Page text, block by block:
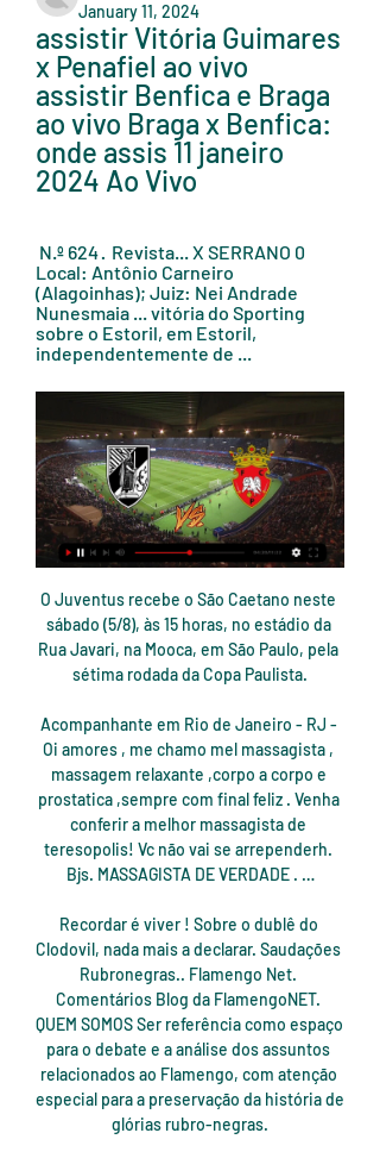
January 11, 2024
assistir Vitória Guimares
x Penafiel ao vivo
assistir Benfica e Braga
ao vivo Braga x Benfica:
onde assis 11 janeiro
2024 Ao Vivo
Local: Antônio Carneiro
(Alagoinhas); Juiz: Nei Andrade
Nunesmaia ... vitória do Sporting
sobre o Estoril, em Estoril,
independentemente de ...
O Juventus recebe o São Caetano neste sábado (5/8), às 15 horas, no estádio da Rua Javari, na Mooca, em São Paulo, pela sétima rodada da Copa Paulista.

Acompanhante em Rio de Janeiro - RJ - Oi amores , me chamo mel massagista , massagem relaxante ,corpo a corpo e prostatica ,sempre com final feliz . Venha conferir a melhor massagista de teresopolis! Vc não vai se arrependerh. Bjs. MASSAGISTA DE VERDADE . …

Recordar é viver ! Sobre o dublê do Clodovil, nada mais a declarar. Saudações Rubronegras.. Flamengo Net. Comentários Blog da FlamengoNET. QUEM SOMOS Ser referência como espaço para o debate e a análise dos assuntos relacionados ao Flamengo, com atenção especial para a preservação da história de glórias rubro-negras.

Conheça os planos de Internet da Oi Banda Larga Velox e Fibra Ótica. Navegue com internet fixa, Oi Play e wi-fi pra a sua casa a partir de R$ 94,90.

Em outubro de 2009, o Hospital de St Joseph, em Syracuse, EUA, atestou o falecimento de uma mulher e, com a permissão da família, uma equipe de médicos se preparava para a cirurgia de retirada de seus órgãos para a doação. Foi aí que, na mesa de operação, cercada de médicos e funcionários do hospital, a mulher abriu os olhos.

Ajuda: O serviço de resultados de futebol ao vivo em FlashScore.pt oferece golos ao vivo e resultados de mais de 1.000 ligas diferentes, taças e torneios (Premier League, e Liga dos Campeões), apresentando também os marcadores dos golos, resultados ao intervalo, cartões vermelhos, alertas de golos e outras informações de futebol em directo.

A Adtalem Educacional do Brasil oferece, por meio de parcerias estratégicas, bolsas e oportunidades em outros países. Conheça um pouco dos programas oferecidos ao longo do ano, para alunos de Graduação, e não perca a chance de vivenciar experiências globais.

Assistir Panathinaikos x Olympiakos Piraeus ao vivo online 10 ... Vitória FC · Vitória Guimarães · Vizela · Werder Bremen · West Ham · Wolfsburg · Wolverhampton · Young Boys · Ypiranga. 09/01/2024. Assistir ...

Rencontre du Journée 17 en Primeira Liga entre Rio Ave et Vitoria Sétubal.. Rio Ave Nélson Macedo Monte Eliseu Mendja Nadjack Soares Cassamá Leandro Cordeiro de Lima Silva Wenderson Rodrigues do Nascimento Galeno Carlos Vinícius Alves Morais Fabio Coentrão João Felipe Schmidt Urbano Jonathan Buatu Mananga Leonardo Cesar.

Milan x Atalanta: Onde Assistir, Horário e Escalações do há 19 horas — Com os avanços da tecnologia, ficou muito mais fácil assistir aos jogos de futebol ao vivo e online no seu celular. Vitoria Guimarães - ...

A UD Oliveirense e a Ovarense Gavex protagonizam um dos embates das meias-finais dos Playoffs da Liga Placard, com o jogo 1 a estar agendado para esta quinta-feira (21 horas, transmissão na FPBtv). André Bessa, a alinhar no campeão nacional, e Will Perry, jogador do emblema vareiro, anteviram os entusiasmantes dérbis que aí vêm em […]

Pré-visualização Vitória Guimarães vs Penafiel Todos os dados da antevisão do jogo Vitória Guimarães vs Penafiel - Taça de Portugal 2024: Lesionados, avisados, últimos confrontos e muito mais.

Ponte Preta x Bragantino Histórico de Confrontos* As duas equipes já se enfrentaram em 32 jogos oficiais na história. A Ponte Preta já venceu a equipe adversária em 14 duelos. Já o Bragantino conseguiu superar seu rival em 11 oportunidades . Além disso, os times já …

Logo no intervalo, mesmo precisando do resultado e com o Cuiabá jogando atrás, Loss preferiu fazer uma mudança de atacantes, sacou Marcelo e colocou Wesley no jogo. A troca não fez efeito no Leão, que continuava tentando atacar pelas laterais, dessa vez com Chiquinho um pouco mais presente, mas com um meio campo que pouco produzia.

Grupo Escoteiro São Mário 144º, Grupo Escoteiro Piracicaba 165º, Rolimã Voador Racing, 019 Caipiras Longboard, Jovões - Carrinho de Rolimã, Corrida Rw De Carrinho Rolimã Atibaia, Espaço Viver Bem, Atibaia TV, RC Competiçoes, Laranja Filmes, The Boeing Company, Terra, Celina Calixto Calixto, Bank Harder, Anderson Roberto, The Rock Race.

Quando você se cadastra no site do Senac São Paulo, algumas informações devem ser obrigatoriamente fornecidas. É o caso, por exemplo,nome completo, endereço e endereço de e-mail. Outro campo que deverá ser preenchido por você é o “aceito", demonstrando sua concordância com nossa política de …

[[[gratuito>>]<]] assistir Vitória e Rio Ave ao vivo agora 2 23/12/2023 — 02/04/2023 — O ótimo desempenho em campo deixou a equipe com o favoritismo para ser campeã da Liga Portugal. O técnico Roger Schmidt visa a ...

Capa comenta preparação para partida contra o Bragantino: "Estamos bem preparados" - Varela Notícias - Conectado aos Baianos Portal de Notícias de Salvador Bahia Brasil que oferece informação precisa e de qualidade sobre os assuntos mais relevantes do Estado.

O centro da cidade por volta de 1970 (Crédito: Gyorgy Szendridi/Panoramio) Segundo a historiadora Angela de Castro Gomes, a “construção de uma nação é um processo permanente e inconcluso, durante o qual seus integrantes, ou melhor, sua população vai aprendendo a se reconhecer com características próprias que não só a distinguem de.

UNIVERSIDADE MUNICIPAL DE SÃO CAETANO DO SUL. Ao Prof. Dr. Leonel Mazzali pela transmissão de conhecimentos durante as aulas, e fora delas. São Bernardo do Campo e São Caetano do Sul ANPAD – Associação Nacional de Pós-Graduação e Pesquisa em Administração

assistir Benfica x Braga ao vivo hoje x Penafiel Rio Ave x Boavista Napoli x Cesena Acompanhe Criciúma Inclusive, caso vença o Portimonense, os Rioavistas ultrapassarão o Vitória de Guimarães ...

assistir jogo Ponte Preta x Palmeiras ao vivo online Assista Ponte Preta vs Palmeiras transmissão ao vivo direct campeonato Paulista 2011 de TV online grátis em 17 de abril de 2011. Kick off time às 23:30 CET, com cobertura televisiva nacional prevista pela ESPN.

O Benfica procurou mais virar o resultado mas os árbitros franceses acabaram influenciando o encontro. Primeiro, quando mostraram dois cartões azuis para jogadores da Oliveirense, ficando a equipe jogando com apenas três jogadores, contra cinco do Benfica, até que o Benfica marcasse novamente.

- Estado do Rio de Janeiro. Principais projetos da E-Sun - Rio de Janeiro /RJ (37,50 kwp) - Rio Claro /RJ (25,97 Kwp) - Barra Mansa/ RJ (16,50 Kwp) Serviços oferecidos pela E-Sun - Instalação - Homologação - Venda de Equipamentos - Garantia. Marcas e equipamentos utilizados pela E-Sun-Inversores: Solis, Weg, Renovigi, Canadian.

O Moreirense FC foi fundado, há 74 anos, em 1 de Novembro de 1938, mas só muito tarde, em 1979/80 – depois de penar pelos Distritais da AF Braga - subiu aos escalões nacionais do futebol português. Competiu na III Divisão até 1989/90 e depois de 12 temporadas na II Divisão (B e II Liga) ascendeu no final de 2001/02 à I Liga.

Berilo: Exploração de ouro no rio Araçuaí assusta moradores. Medo maior é de contaminação da água por mercúrio. Exploração é ilegal. Prefeitura não liberou Alvará de Funcionamento Grande estrutura da balsa e draga, com capacidade de 25 toneladas, e a possibilidade de uso de mercúrio na exploração do ouro assustam moradores de.

Se você é fã de travestis, São Paulo (SP) é a cidade que você deve visitar. Há literalmente milhares de transex Sao Paulo, CDzinhas, top bonecas e travestis que vivem lá. Você pode ver muitas delas trabalhando nas ruas de Indianapolis, Jockey club, etc A qualidade de shemales em SP é extraordinária.

Casa de Noel tem agenda lotada no fim de semana Musical chega a São José dos Campos,. Mogi das Cruzes,. a controlar a vida online de seus cônjuges do que dos seus filhos Pesquisa da AVG descobriu que o uso de dispositivos conectados pelas crianças causa menos preocupação nos pais do que as atividades de seus parceiros na web.

Vitória Guimarães x Penafiel ao vivo Vitória Guimarães vs Penafiel live inicia em 11/01/2024 a 20:15 tempo UTC em Taça de Portugal. Atualmente, Vitória Guimarães Rank -, enquanto Penafiel espera - ...

Arbitragem sem comentários. Podíamos ter alcançado o golo na 1ª parte, mas fomos adiando e chegamos ao intervalo com um nulo. O Sanjoanense entra forte na 2ª parte e faz 2 golos em 5 minutos (O 1º golo nasce de uma lançamento lateral e no meio da confusão um jogador da Sanjoanense teve um remate vitorioso, o 2º golo, depois de um.

XV de Piracicaba confirma mais dois jogos-treinos em janeiro. Foto: Assessoria XV Enquanto o dia da reapresentação do elenco do XV de Piracicaba campeão da Copa Paulista se aproxima, o clube segue trabalhando nos bastidores no intuito de formar o grupo que disputará a Série A2 do Campeonato Paulista e a Série D do Campeonato Brasileiro em 2017.

Onde assistir ao vivo Flamengo x Santos? Jogo do Brasileirão gera expectativa. Os assinantes do Premiere na televisão a cabo podem acompanhar os jogos ao vivo do Brasileirão sem pagar mais nada por meio da internet. Com Flamengo x Santos não será diferente. Assistir Flamengo x Santos ao vivo: Premiere Play exibe jogo online

Vitória Sport Clube Vitória Sport Clube fundado a 22 de setembro de 1922, inspirado por D. Afonso Henriques é conhecido por ser um clube de conquistadores.

assistir Braga e Vitória Guimares ao vivo na tv SC Braga - C há 4 dias — Braga e Vitória SC ao vivo hoje Braga x Vitória Guimarães ao vivo: onde assistir o 6 jan. Guimaraes x Penafiel, 15.01. Guimaraes x Arouca.

São Bernardo 12/10 - 15h00 Notícias Ficha Técnica DECISÃO Copa Paulista: Atacante do São Caetano analisa decisão contra o EC São Bernardo DIFICULDADES Copa Paulista: Comandante do São Caetano prevê dificuldades para ir à decisão DIA AGITADO!.

Benfica e Castelo Branco conhece hoje adversário da 4ª eliminatória da Taça de Portugal. As 32 equipas ainda em prova na Taça de Portugal de futebol conhecem hoje os seus adversários na quarta eliminatória, cujo sorteio, já sem condicionamentos, está agendado para o meio-dia.

O Criciúma busca mais uma vitória no Campeonato Brasileiro da Série B. A partir das 21h30min desta sexta-feira (30